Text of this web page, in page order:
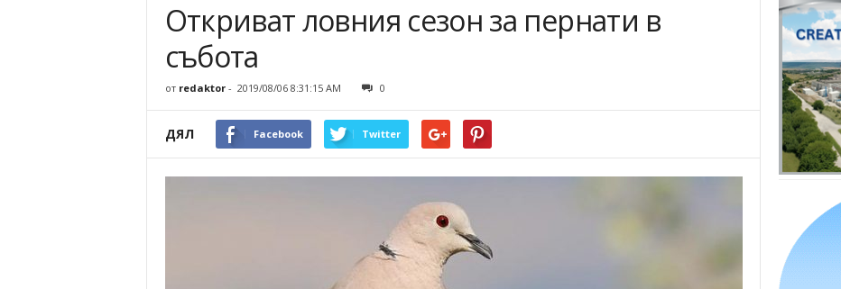
Откриват ловния сезон за пернати в
събота
от redaktor- 2019/08/06 8:31:15 AM 0
ДЯЛ Facebook Twitter